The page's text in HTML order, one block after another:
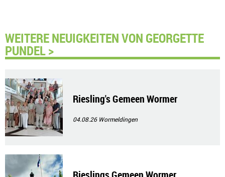
WEITERE NEUIGKEITEN VON GEORGETTE
PUNDEL >
Riesling's Gemeen Wormer
04.08.26 Wormeldingen